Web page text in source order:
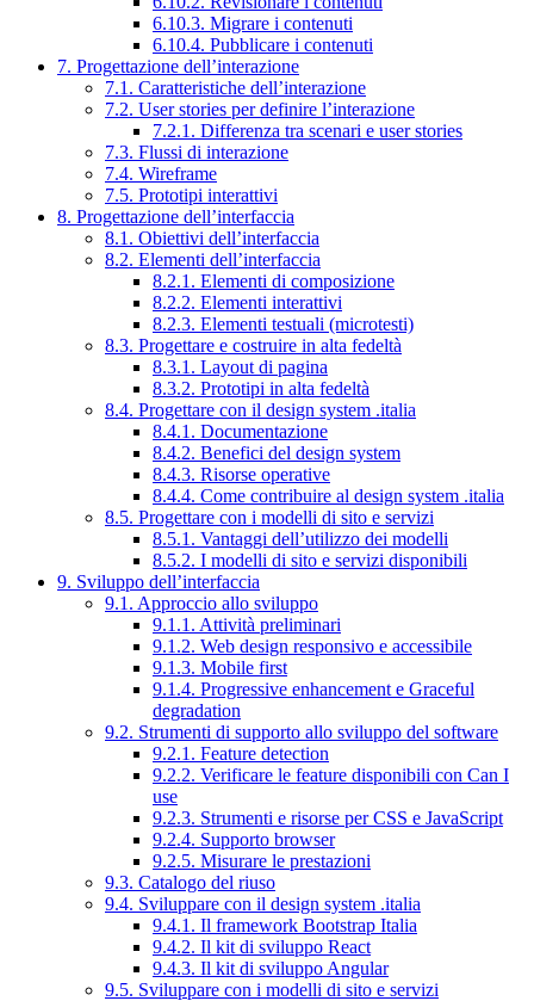
6.10.3. Migrare i contenuti
6.10.4. Pubblicare i contenuti
7. Progettazione dell’interazione
7.1. Caratteristiche dell’interazione
7.2. User stories per definire l’interazione
7.2.1. Differenza tra scenari e user stories
7.3. Flussi di interazione
7.4. Wireframe
7.5. Prototipi interattivi
8. Progettazione dell’interfaccia
8.1. Obiettivi dell’interfaccia
8.2. Elementi dell’interfaccia
8.2.1. Elementi di composizione
8.2.2. Elementi interattivi
8.2.3. Elementi testuali (microtesti)
8.3. Progettare e costruire in alta fedeltà
8.3.1. Layout di pagina
8.3.2. Prototipi in alta fedeltà
8.4. Progettare con il design system .italia
8.4.1. Documentazione
8.4.2. Benefici del design system
8.4.3. Risorse operative
8.4.4. Come contribuire al design system .italia
8.5. Progettare con i modelli di sito e servizi
8.5.1. Vantaggi dell’utilizzo dei modelli
8.5.2. I modelli di sito e servizi disponibili
9. Sviluppo dell’interfaccia
9.1. Approccio allo sviluppo
9.1.1. Attività preliminari
9.1.2. Web design responsivo e accessibile
9.1.3. Mobile first
9.1.4. Progressive enhancement e Graceful
degradation
9.2. Strumenti di supporto allo sviluppo del software
9.2.1. Feature detection
9.2.2. Verificare le feature disponibili con Can I
use
9.2.3. Strumenti e risorse per CSS e JavaScript
9.2.4. Supporto browser
9.2.5. Misurare le prestazioni
9.3. Catalogo del riuso
9.4. Sviluppare con il design system .italia
9.4.1. Il framework Bootstrap Italia
9.4.2. Il kit di sviluppo React
9.4.3. Il kit di sviluppo Angular
9.5. Sviluppare con i modelli di sito e servizi